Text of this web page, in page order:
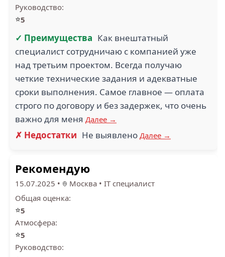
Руководство:
⭐5
✓ Преимущества Как внештатный
специалист сотрудничаю с компанией уже
над третьим проектом. Всегда получаю
четкие технические задания и адекватные
сроки выполнения. Самое главное — оплата
строго по договору и без задержек, что очень
важно для меня Далее →
✗ Недостатки Не выявлено Далее →
Рекомендую
15.07.2025 • Москва • IT специалист
Общая оценка:
⭐5
Атмосфера:
⭐5
Руководство: